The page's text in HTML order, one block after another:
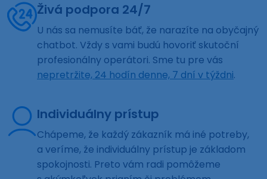
Živá podpora 24/7
U nás sa nemusíte báť, že narazíte na obyčajný
chatbot. Vždy s vami budú hovoriť skutoční
profesionálny operátori. Sme tu pre vás
nepretržite, 24 hodín denne, 7 dní v týždni.
Individuálny prístup
Chápeme, že každý zákazník má iné potreby,
a veríme, že individuálny prístup je základom
spokojnosti. Preto vám radi pomôžeme